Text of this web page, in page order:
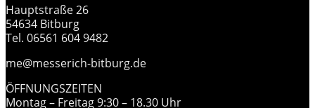
Hauptstraße 26
54634 Bitburg
Tel. 06561 604 9482
me@messerich-bitburg.de
ÖFFNUNGSZEITEN
Montag – Freitag 9:30 – 18.30 Uhr